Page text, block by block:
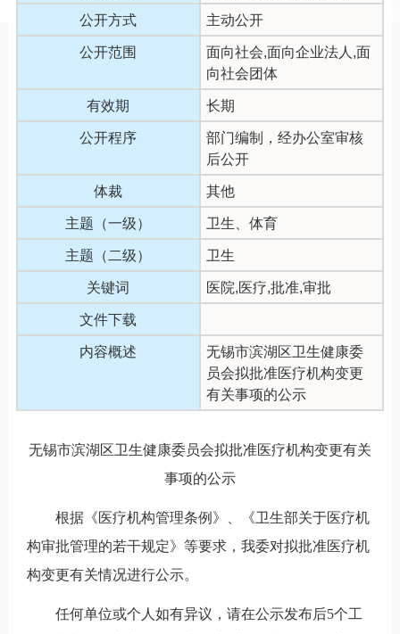
公开方式 主动公开
公开范围
面向社会,面向企业法人,面
向社会团体
有效期 长期
公开程序
部门编制，经办公室审核
后公开
体裁 其他
主题（一级） 卫生、体育
主题（二级） 卫生
关键词 医院,医疗,批准,审批
文件下载
内容概述
无锡市滨湖区卫生健康委
员会拟批准医疗机构变更
有关事项的公示
无锡市滨湖区卫生健康委员会拟批准医疗机构变更有关
事项的公示
根据《医疗机构管理条例》、《卫生部关于医疗机
构审批管理的若干规定》等要求，我委对拟批准医疗机
构变更有关情况进行公示。
任何单位或个人如有异议，请在公示发布后5个工